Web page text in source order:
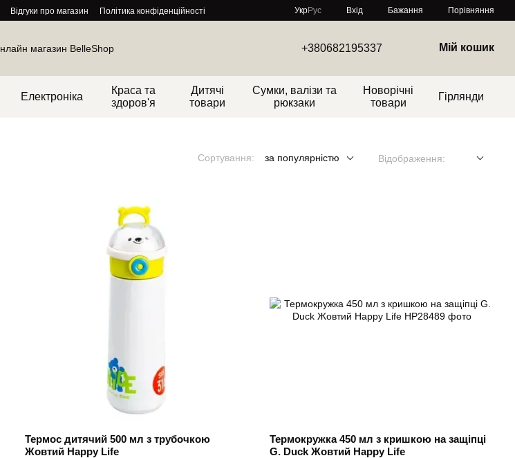
Відгуки про магазин Політика конфіденційності УкрРус Вхід Бажання Порівняння
+380682195337 Мій кошик
Електроніка
Краса та
здоров'я
Дитячі
товари
Сумки, валізи та
рюкзаки
Новорічні
товари
Гірлянди
Сортування: за популярністю Відображення:
Термос дитячий 500 мл з трубочкою
Жовтий Happy Life
Термокружка 450 мл з кришкою на защіпці
G. Duck Жовтий Happy Life